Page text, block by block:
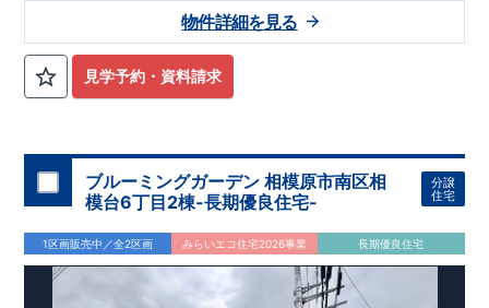
インクローゼットを設置。衣類や季節用品、趣味の道具までし
っかり収納でき、居室空間を広く美しく保てます。家族それぞ
れの「しまう場所」が確保された、整理整頓しやすい間取りで
す。
③ 随所に収納を配置した、暮らしやすさ重視の住空間
ーや各所の収納スペースなど、日常使いを考えた収納計画。
丘三丁目」まで徒歩6分
JR相模線 「上溝」駅まで徒歩23 分 ◇ロケーション◇
・相模原市立陽光台小学校 徒歩 分​
・相模原市立緑が丘中学校 徒歩
12分​
・グルメシティ光が丘店 徒歩10分
・ファミリーマート相模原陽光台五丁目店 徒歩5分
◇ブルーミングガーデンのこだわり◇ 【全棟自社一貫体制】
・誰が、何をしたか。が明確だからこそ、お客様の安心に繋が
見学予約・資料請求
物件詳細を見る
ブルーミングガーデン 相模原市南区相
模台6丁目2棟-長期優良住宅-
分譲
住宅
1区画販売中／全2区画 みらいエコ住宅2026事業 長期優良住宅